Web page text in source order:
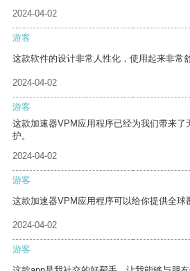
2024-04-02
游客
这款软件的设计非常人性化，使用起来非常舒
2024-04-02
游客
这款加速器VPM应用程序已经为我们带来了
护。
2024-04-02
游客
这款加速器VPM应用程序可以给你提供全球
2024-04-02
游客